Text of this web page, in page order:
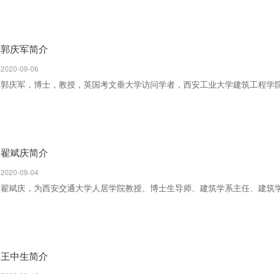
郭庆军简介
2020-09-06
郭庆军，博士，教授，英国考文垂大学访问学者，西安工业大学建筑工程
翟斌庆简介
2020-09-04
翟斌庆，为西安交通大学人居学院教授、博士生导师、建筑学系主任、建筑
王中生简介